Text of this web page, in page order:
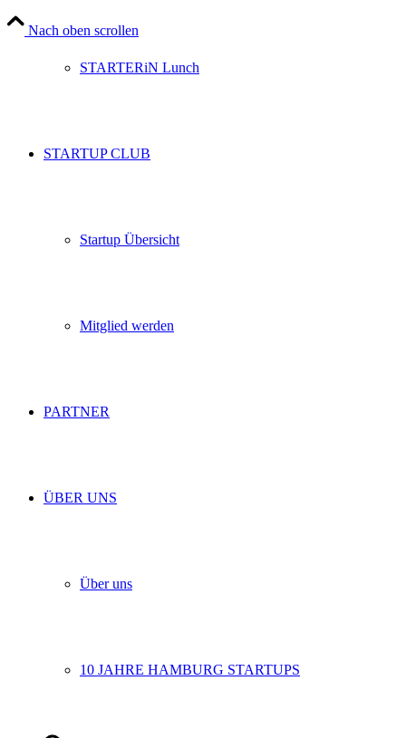
STARTERiN Lunch
STARTUP CLUB
Startup Übersicht
Mitglied werden
PARTNER
ÜBER UNS
Über uns
10 JAHRE HAMBURG STARTUPS
Nach oben scrollen